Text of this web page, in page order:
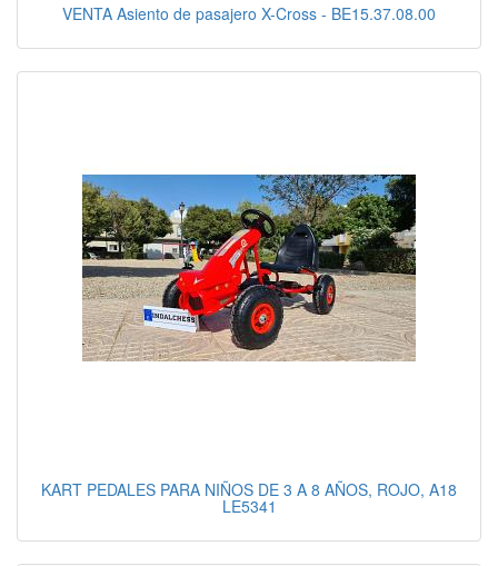
VENTA Asiento de pasajero X-Cross - BE15.37.08.00
KART PEDALES PARA NIÑOS DE 3 A 8 AÑOS, ROJO, A18
LE5341